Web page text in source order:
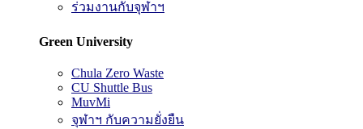
ร่วมงานกับจุฬาฯ
Green University
Chula Zero Waste
CU Shuttle Bus
MuvMi
จุฬาฯ กับความยั่งยืน